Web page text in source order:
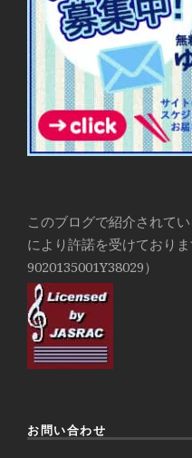
このブログで紹介されて
により許諾を受けており
9020135001Y38029）
お問い合わせ